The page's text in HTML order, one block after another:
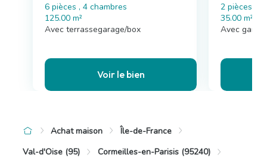
6 pièces , 4 chambres
125.00 m²
Avec terrassegarage/box
Voir le bien
2 pièces , 1
35.00 m²
Avec
Achat maison
Île-de-France
Val-d'Oise (95)
Cormeilles-en-Parisis (95240)